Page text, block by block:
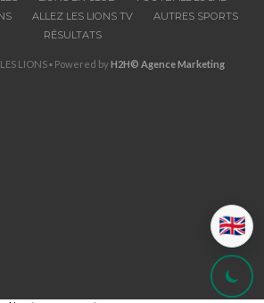
ALLEZ LES LIONS TV
AUTRES SPORTS
RÉSULTATS
LIONS ▪ Powered byH2H© Agence Marketing
🇬🇧